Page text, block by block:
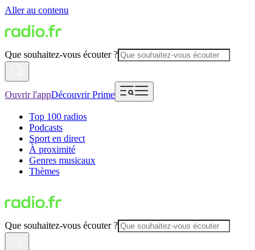
Aller au contenu
Que souhaitez-vous écouter ?
Ouvrir l'appDécouvrir Prime
Top 100 radios
Podcasts
Sport en direct
À proximité
Genres musicaux
Thèmes
Que souhaitez-vous écouter ?